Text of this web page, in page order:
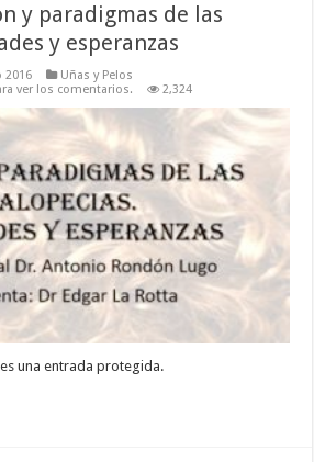
y paradigmas de las
y esperanzas
2016
Uñas y Pelos
ver los comentarios.
2,324
una entrada protegida.